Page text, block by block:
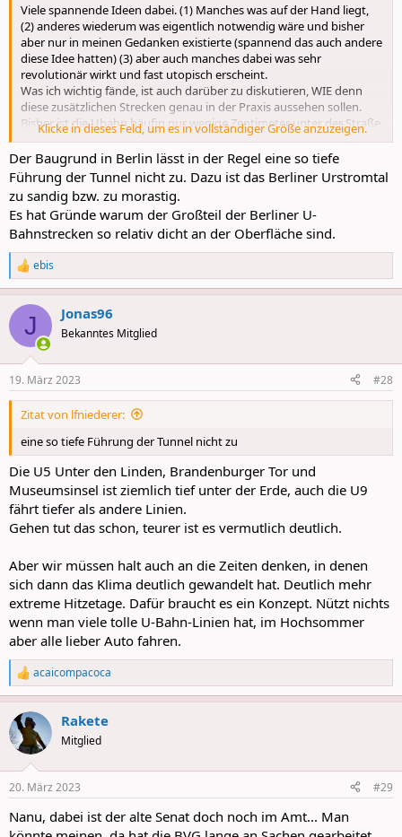
Viele spannende Ideen dabei. (1) Manches was auf der Hand liegt,
(2) anderes wiederum was eigentlich notwendig wäre und bisher
aber nur in meinen Gedanken existierte (spannend das auch andere
diese Idee hatten) (3) aber auch manches dabei was sehr
revolutionär wirkt und fast utopisch erscheint.
Was ich wichtig fände, ist auch darüber zu diskutieren, WIE denn
diese zusätzlichen Strecken genau in der Praxis aussehen sollen.
Bisher ist die Ubahn häufig nur wenige Zentimeter unter der Straße.
Ich halte das nicht für eine sonderlich gute Lösung
Lärm und Vibration auf Straßenniveau bzw auch in den
angrenzenden Gebäuden
Mitunter keine Straßenbäume möglich
meines Erachtens nach wird es sehr heiß und stickig im
Sommer
Ich würde eher dafür plädieren die Strecken dann deutlich weiter
unter die Erde zu bauen.
So oder so sollte man sich im Klaren seien, dass die unfassbar teuer
werden würde und Berlin über Jahrzehnte hinweg eine noch viel
größere Baustelle sein würde als jetzt schon.
Klicke in dieses Feld, um es in vollständiger Größe anzuzeigen.
Der Baugrund in Berlin lässt in der Regel eine so tiefe
Führung der Tunnel nicht zu. Dazu ist das Berliner Urstromtal
zu sandig bzw. zu morastig.
Es hat Gründe warum der Großteil der Berliner U-
Bahnstrecken so relativ dicht an der Oberfläche sind.
R
e
a
c
i
s
:
ebis
J Jonas96
Bekanntes Mitglied
19. März 2023 #28
Zitat von lfniederer:
eine so tiefe Führung der Tunnel nicht zu
Die U5 Unter den Linden, Brandenburger Tor und
Museumsinsel ist ziemlich tief unter der Erde, auch die U9
fährt tiefer als andere Linien.
Gehen tut das schon, teurer ist es vermutlich deutlich.
Aber wir müssen halt auch an die Zeiten denken, in denen
sich dann das Klima deutlich gewandelt hat. Deutlich mehr
extreme Hitzetage. Dafür braucht es ein Konzept. Nützt nichts
wenn man viele tolle U-Bahn-Linien hat, im Hochsommer
aber alle lieber Auto fahren.
R
e
a
c
t
i
s
acaicompacoca
Rakete
Mitglied
20. März 2023 #29
Nanu, dabei ist der alte Senat doch noch im Amt... Man